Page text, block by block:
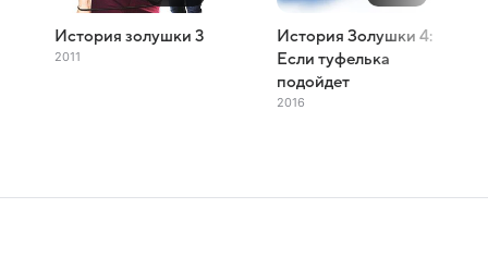
История золушки 3
2011
История Золушки 4:
Если туфелька
подойдет
2016